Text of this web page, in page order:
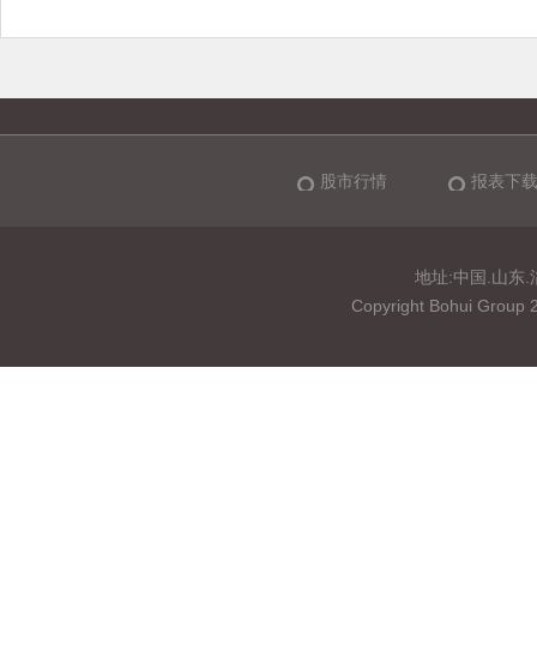
股市行情 报表下载
地址:中国.山东
Copyright Bohui Group